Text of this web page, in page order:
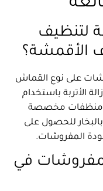
لتنظيف
الأقمشة؟
على نوع القماش
الأتربة باستخدام
منظفات مخصصة
للحصول على
المفروشات.
في